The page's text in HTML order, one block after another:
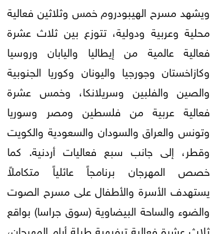
ويشهد مسرح الهيبودروم خمس وثلاثين فعالية
محلية وعربية ودولية، تتوزع بين ثلاث عشرة
فعالية عالمية من إيطاليا واليابان وروسيا
وكازاخستان وجورجيا واليونان وكوريا الجنوبية
والصين والفلبين وسريلانكا، وخمس عشرة
فعالية عربية من فلسطين ومصر وسوريا
وتونس والعراق والسودان والسعودية والكويت
وقطر، إلى جانب سبع فعاليات أردنية. كما
خصص المهرجان برنامجاً عائلياً متكاملاً
يستهدف الأسرة والأطفال على مسرح الصوت
والضوء والساحة البيضاوية (سوق جراسا) بواقع
ثلاث عشرة فعالية ترفيهية طيلة أيام المهرجان،